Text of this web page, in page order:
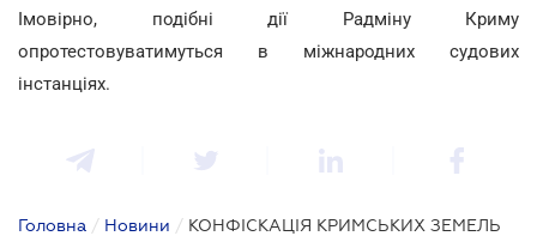
Імовірно, подібні дії Радміну Криму
опротестовуватимуться в міжнародних судових
інстанціях.
Головна / Новини / КОНФІСКАЦІЯ КРИМСЬКИХ ЗЕМЕЛЬ